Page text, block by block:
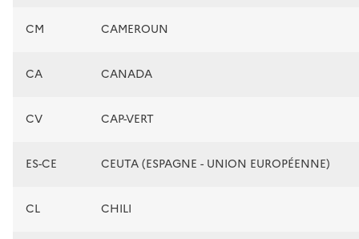
CM CAMEROUN
CA CANADA
CV CAP-VERT
ES-CE CEUTA (ESPAGNE - UNION EUROPÉENNE)
CL CHILI